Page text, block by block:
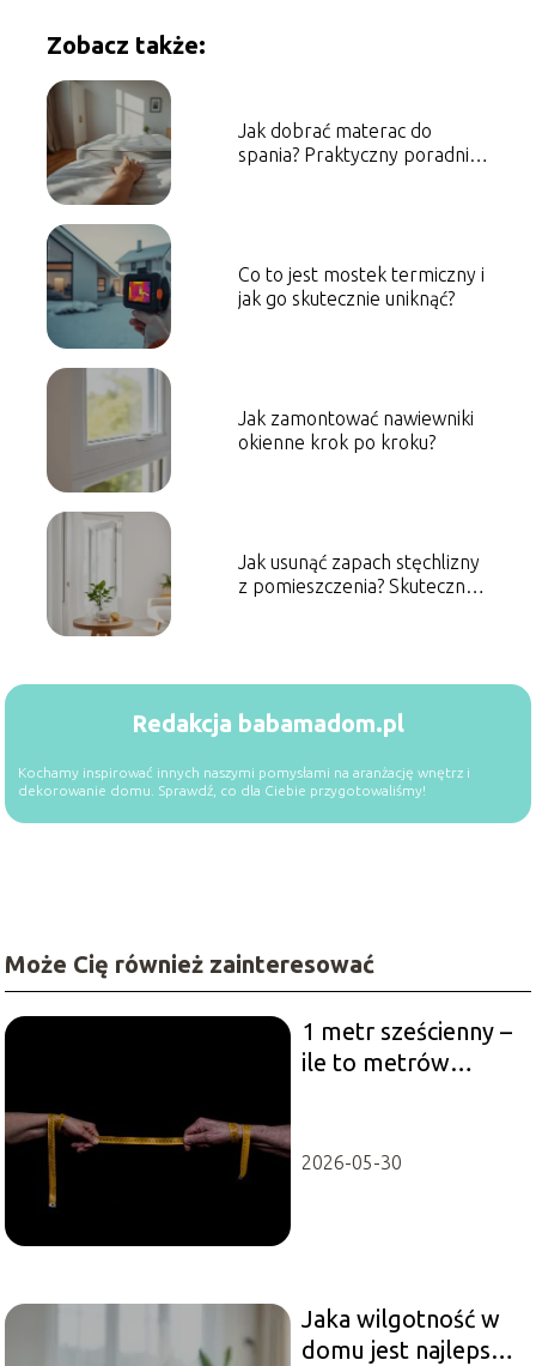
Zobacz także:
Jak dobrać materac do
spania? Praktyczny poradnik
Co to jest mostek termiczny i
jak go skutecznie uniknąć?
Jak zamontować nawiewniki
okienne krok po kroku?
Jak usunąć zapach stęchlizny
z pomieszczenia? Skuteczne
Redakcja babamadom.pl
Kochamy inspirować innych naszymi pomysłami na aranżację wnętrz i
dekorowanie domu. Sprawdź, co dla Ciebie przygotowaliśmy!
Może Cię również zainteresować
1 metr sześcienny –
ile to metrów
2026-05-30
Jaka wilgotność w
domu jest najlepsza